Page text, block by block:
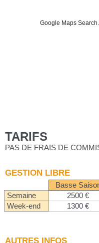
Google Maps Search
TARIFS
PAS DE FRAIS DE
GESTION LIBRE
Basse
Semaine
2500 €
Week-end
1300 €
AUTRES INFOS